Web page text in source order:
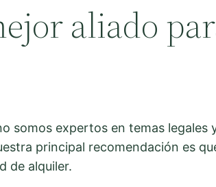
aliado
somos expertos en temas
principal recomendación es
de alquiler.